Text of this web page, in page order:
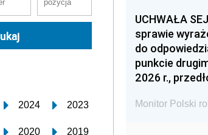
2024 2023
2020 2019
UCHWAŁA
sprawie
do
punkcie
2026 r.,
Monitor Polski